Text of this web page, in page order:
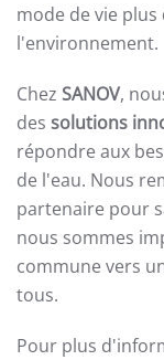
mode de vie
l'environnement.
Chez SANOV,
des solutions
répondre aux
de l'eau. Nous
partenaire pour
nous sommes
commune vers
tous.
Pour plus